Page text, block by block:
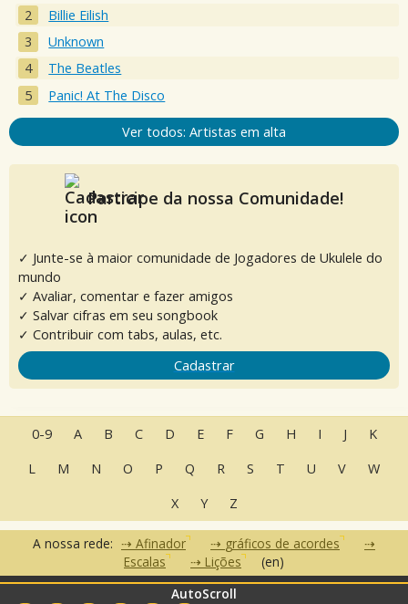
AutoScroll
Billie Eilish
Unknown
The Beatles
Panic! At The Disco
Ver todos: Artistas em alta
Participe da nossa Comunidade!
✓ Junte-se à maior comunidade de Jogadores de Ukulele do
mundo
✓ Avaliar, comentar e fazer amigos
✓ Salvar cifras em seu songbook
✓ Contribuir com tabs, aulas, etc.
Cadastrar
0-9 A B C D E F G H I J
K
L
M N O P Q R S T U V
W
X
Y Z
A nossa rede: Afinador
gráficos de acordes
Escalas
Lições (en)
•Contato•Termos de Uso